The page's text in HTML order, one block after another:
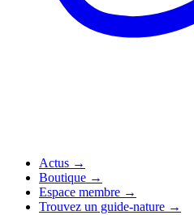
Actus →
Boutique →
Espace membre →
Trouvez un guide-nature →